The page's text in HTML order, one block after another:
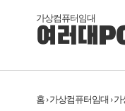
가상컴퓨터임대
여러대
홈 › 가상컴퓨터임대 ›